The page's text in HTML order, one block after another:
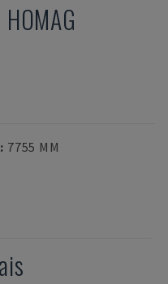
HOMAG
: 7755 MM